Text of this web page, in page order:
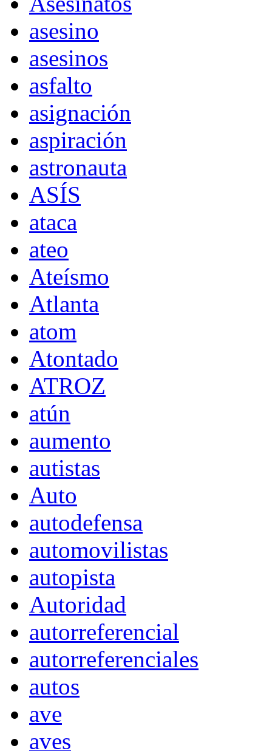
asesino
asesinos
asfalto
asignación
aspiración
astronauta
ASÍS
ataca
ateo
Ateísmo
Atlanta
atom
Atontado
ATROZ
atún
aumento
autistas
Auto
autodefensa
automovilistas
autopista
Autoridad
autorreferencial
autorreferenciales
autos
ave
aves